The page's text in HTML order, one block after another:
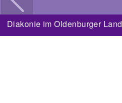
Diakonie im Oldenburger Land